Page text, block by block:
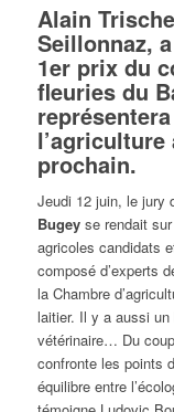
Alain
Seillonnaz,
1er prix du
fleuries du
prochain.
Jeudi 12 juin, le jury
Bugeyse rendait sur
agricoles candidats
composé d’experts
la Chambre
laitier. Il y a aussi
vétérinaire… Du
confronte les points
équilibre entre